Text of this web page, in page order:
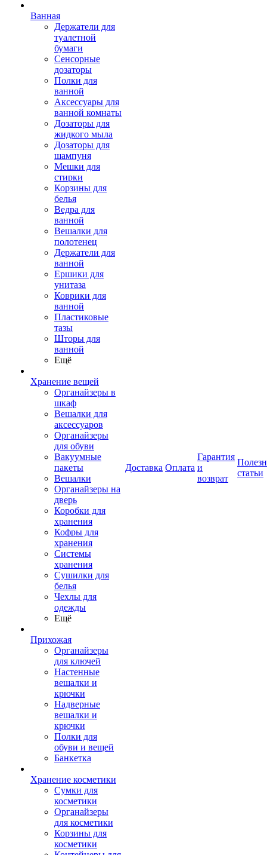
Ванная
Держатели для
туалетной
бумаги
Сенсорные
дозаторы
Полки для
ванной
Аксессуары для
ванной комнаты
Дозаторы для
жидкого мыла
Дозаторы для
шампуня
Мешки для
стирки
Корзины для
белья
Ведра для
ванной
Вешалки для
полотенец
Держатели для
ванной
Ершики для
унитаза
Коврики для
ванной
Пластиковые
тазы
Шторы для
ванной
Ещё
Хранение вещей
Органайзеры в
шкаф
Вешалки для
аксессуаров
Органайзеры
для обуви
Вакуумные
пакеты
Вешалки
Органайзеры на
дверь
Коробки для
хранения
Кофры для
хранения
Системы
хранения
Сушилки для
белья
Чехлы для
одежды
Ещё
Прихожая
Органайзеры
для ключей
Настенные
вешалки и
крючки
Надверные
вешалки и
крючки
Полки для
обуви и вещей
Банкетка
Хранение косметики
Сумки для
косметики
Органайзеры
для косметики
Корзины для
косметики
Доставка Оплата
Гарантия
и
возврат
статьи